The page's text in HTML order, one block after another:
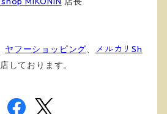
店長
ヤフーショッピング、
メルカリSh
しております。